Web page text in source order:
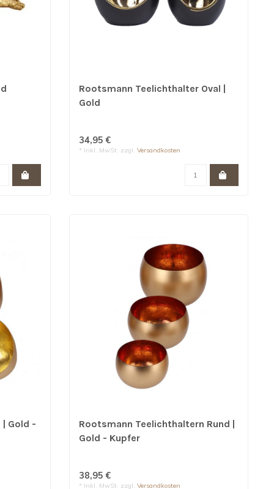
Rootsmann Teelichthalter Oval |
Gold
34,95 €
* Inkl. MwSt. zzgl.Versandkosten
| Gold -
Rootsmann Teelichthaltern Rund |
Gold - Kupfer
38,95 €
* Inkl. MwSt. zzgl.Versandkosten